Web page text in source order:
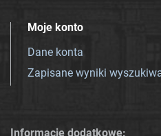
Moje konto
Dane konta
Zapisane wyniki
Informacje dodatkowe: